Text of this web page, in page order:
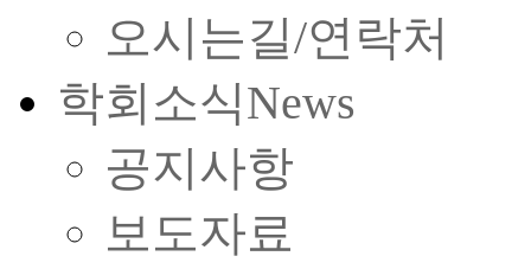
오시는길/연락처
학회소식News
공지사항
보도자료